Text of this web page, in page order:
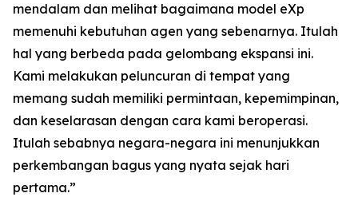
mendalam dan melihat bagaimana model eXp
memenuhi kebutuhan agen yang sebenarnya. Itulah
hal yang berbeda pada gelombang ekspansi ini.
Kami melakukan peluncuran di tempat yang
memang sudah memiliki permintaan, kepemimpinan,
dan keselarasan dengan cara kami beroperasi.
Itulah sebabnya negara-negara ini menunjukkan
perkembangan bagus yang nyata sejak hari
pertama.”